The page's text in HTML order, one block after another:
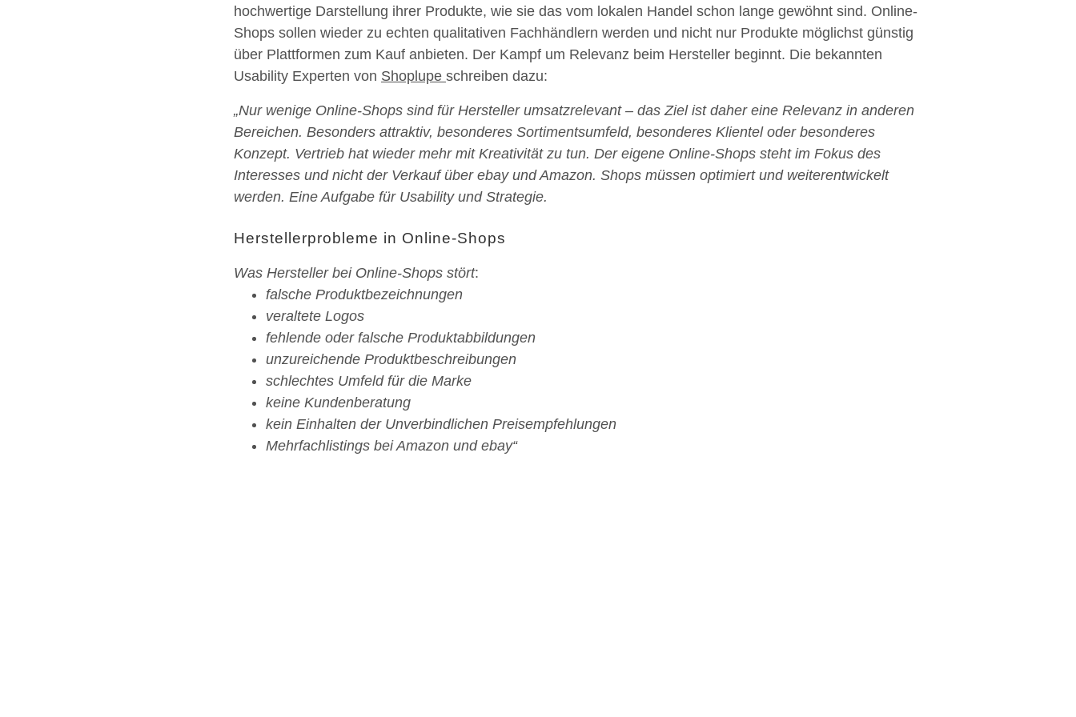
hochwertige Darstellung ihrer Produkte, wie sie das vom lokalen Handel schon lange gewöhnt sind. Online-
Shops sollen wieder zu echten qualitativen Fachhändlern werden und nicht nur Produkte möglichst günstig
über Plattformen zum Kauf anbieten. Der Kampf um Relevanz beim Hersteller beginnt. Die bekannten
Usability Experten von Shoplupe schreiben dazu:
„Nur wenige Online-Shops sind für Hersteller umsatzrelevant – das Ziel ist daher eine Relevanz in anderen
Bereichen. Besonders attraktiv, besonderes Sortimentsumfeld, besonderes Klientel oder besonderes
Konzept. Vertrieb hat wieder mehr mit Kreativität zu tun. Der eigene Online-Shops steht im Fokus des
Interesses und nicht der Verkauf über ebay und Amazon. Shops müssen optimiert und weiterentwickelt
werden. Eine Aufgabe für Usability und Strategie.
Herstellerprobleme in Online-Shops
Was Hersteller bei Online-Shops stört:
falsche Produktbezeichnungen
veraltete Logos
fehlende oder falsche Produktabbildungen
unzureichende Produktbeschreibungen
schlechtes Umfeld für die Marke
keine Kundenberatung
kein Einhalten der Unverbindlichen Preisempfehlungen
Mehrfachlistings bei Amazon und ebay“